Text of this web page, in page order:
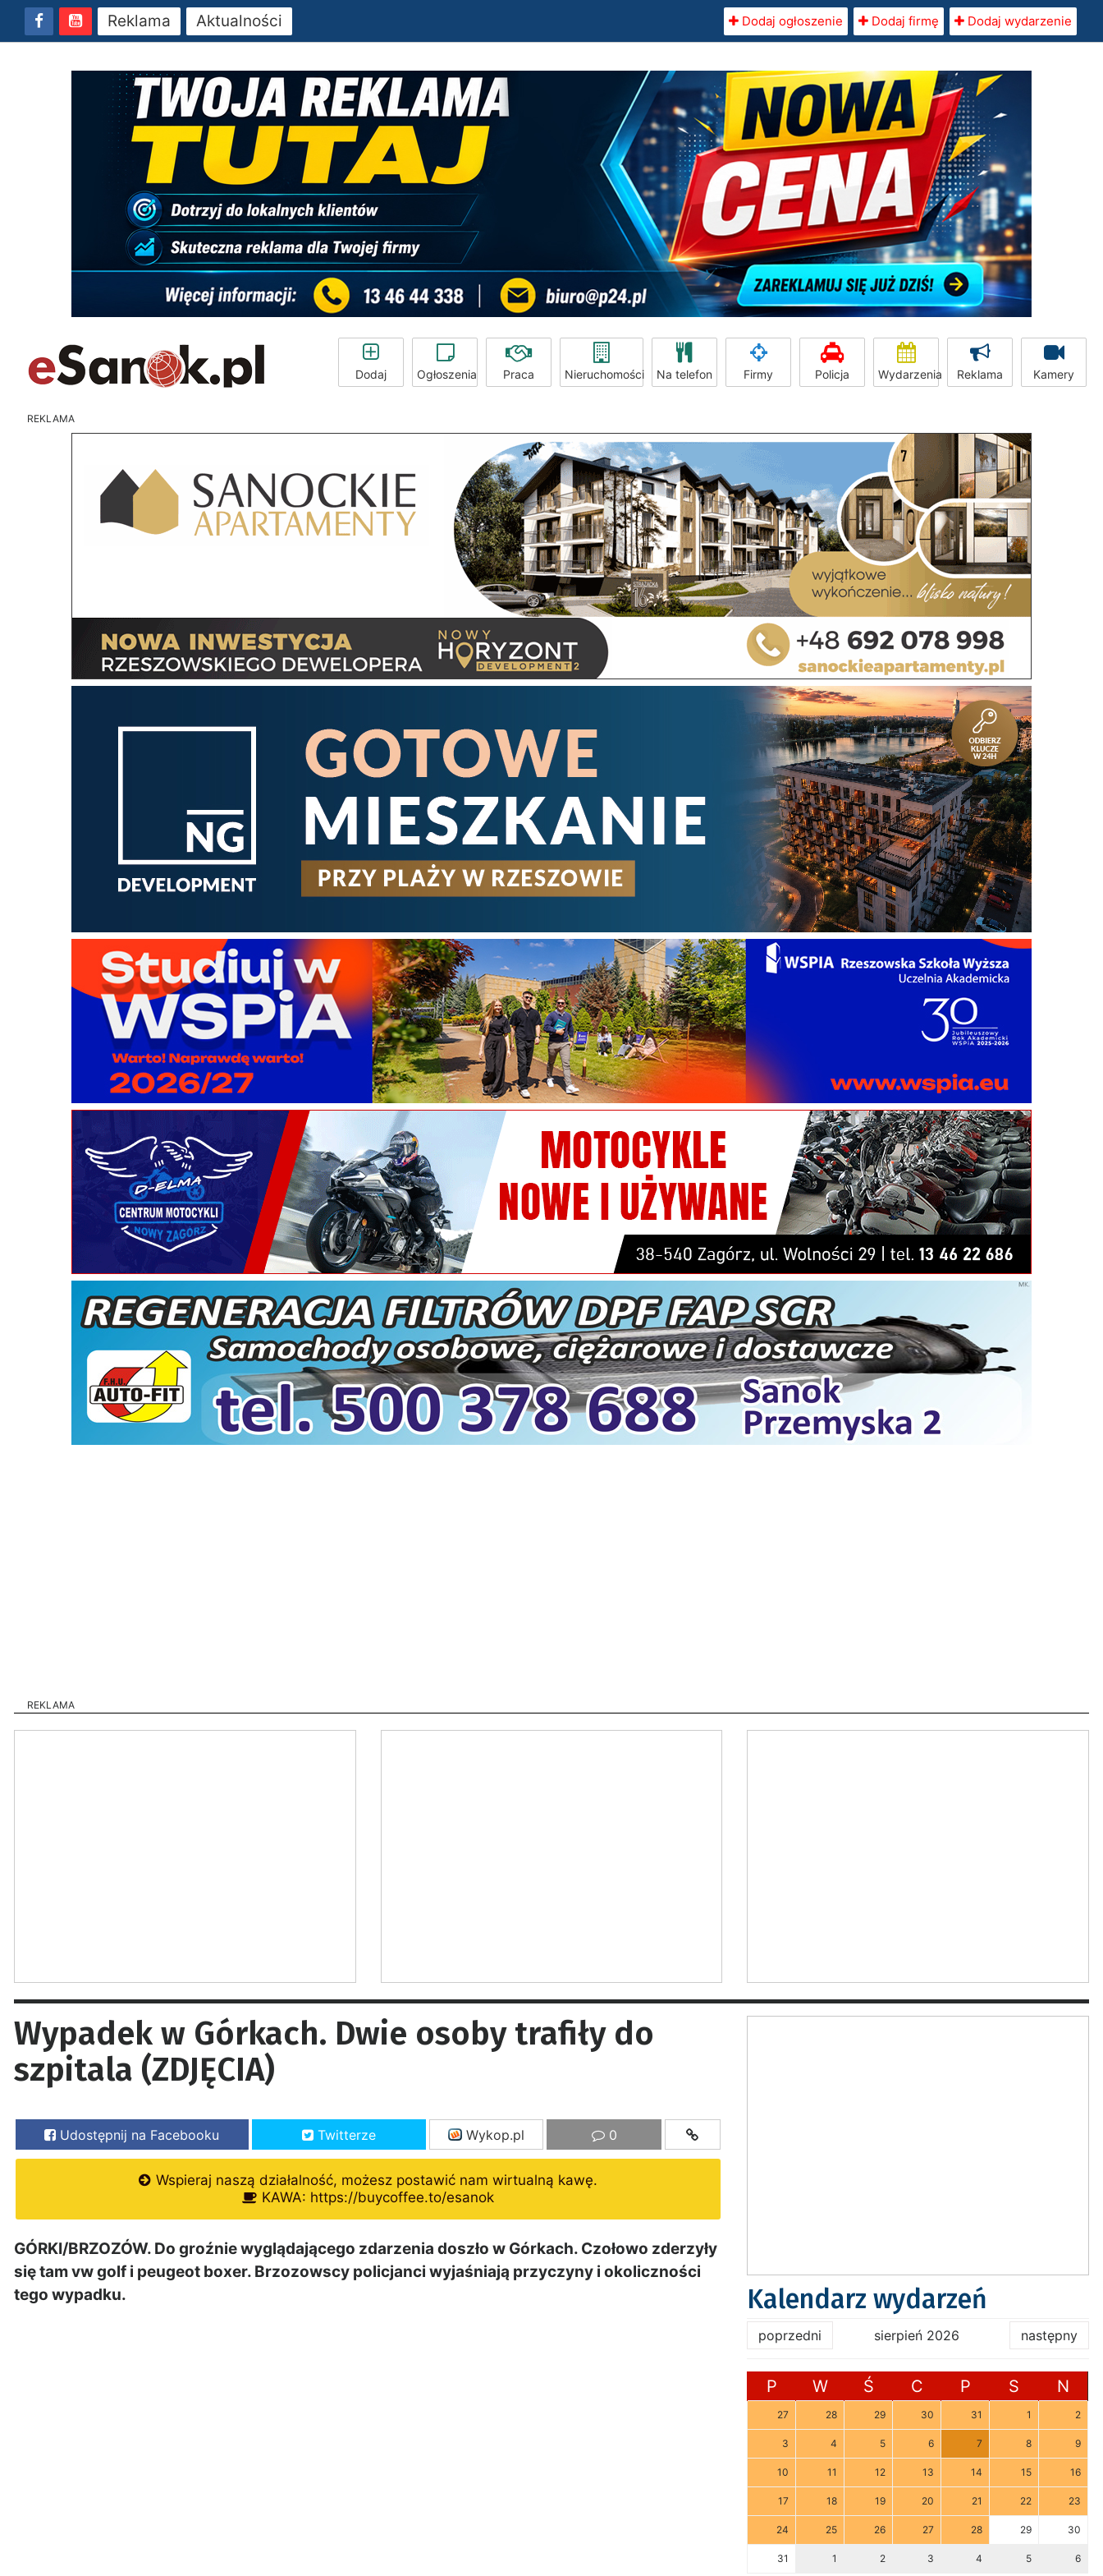
Reklama Aktualności Dodaj ogłoszenie Dodaj firmę Dodaj wydarzenie
Dodaj Ogłoszenia Praca Nieruchomości Na telefon Firmy Policja Wydarzenia Reklama Kamery
REKLAMA
REKLAMA
Wypadek w Górkach. Dwie osoby trafiły do
szpitala (ZDJĘCIA)
Udostępnij na Facebooku Twitterze Wykop.pl 0
Wspieraj naszą działalność, możesz postawić nam wirtualną kawę.
KAWA: https://buycoffee.to/esanok
GÓRKI/BRZOZÓW. Do groźnie wyglądającego zdarzenia doszło w Górkach. Czołowo zderzyły
się tam vw golf i peugeot boxer. Brzozowscy policjanci wyjaśniają przyczyny i okoliczności
tego wypadku.
Kalendarz wydarzeń
poprzedni sierpień 2026 następny
P W Ś C P S N
27 28 29 30 31 1 2
3 4 5 6 7 8 9
10 11 12 13 14 15 16
17 18 19 20 21 22 23
24 25 26 27 28 29 30
31 1 2 3 4 5 6